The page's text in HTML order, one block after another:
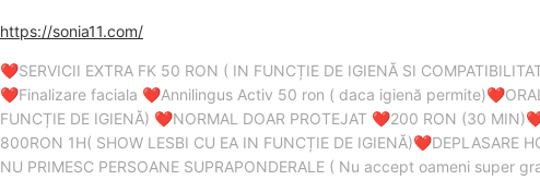
https://sonia11.com/
❤️SERVICII EXTRA FK 50 RON ( IN FUNCȚIE DE IGIENĂ SI
❤️Finalizare faciala ❤️Annilingus Activ 50 ron ( daca igienă permite)❤️
FUNCȚIE DE IGIENĂ) ❤️NORMAL DOAR PROTEJAT ❤️200 RON (30 MIN)
800RON 1H( SHOW LESBI CU EA IN FUNCȚIE DE IGIENĂ)❤️DEPLASARE
NU PRIMESC PERSOANE SUPRAPONDERALE ( Nu accept oameni super